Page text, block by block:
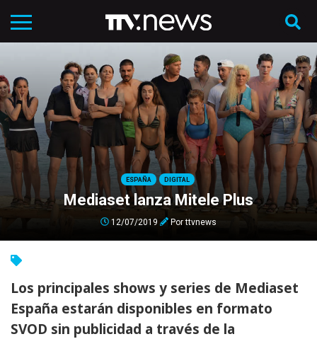
ESPAÑA DIGITAL
Mediaset lanza Mitele Plus
12/07/2019 Porttvnews
Los principales shows y series de Mediaset
España estarán disponibles en formato
SVOD sin publicidad a través de la